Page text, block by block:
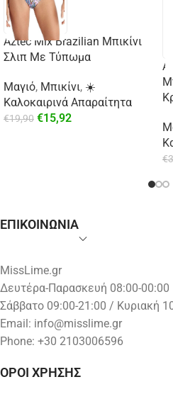
Aztec Mix Brazilian Μπικίνι
Σλιπ Με Τύπωμα
Μαγιό, Μπικίνι, ☀️
Καλοκαιρινά Απαραίτητα
€19,90 €15,92
€
ΕΠΙΚΟΙΝΩΝΙΑ
MissLime.gr
Δευτέρα-Παρασκευή 08:00-00:00
Σάββατο 09:00-21:00 / Κυριακή
Email: info@misslime.gr
Phone: +30 2103006596
ΟΡΟΙ ΧΡΗΣΗΣ